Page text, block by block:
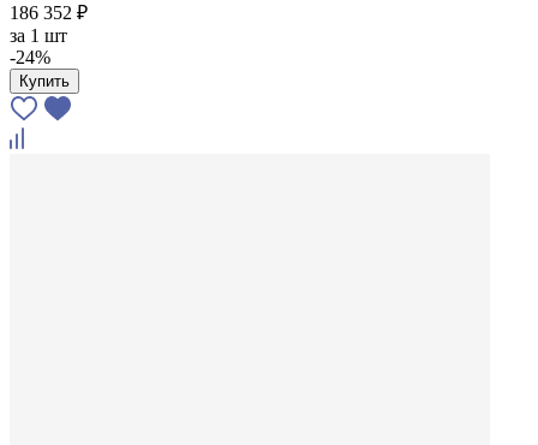
186 352 ₽
за 1 шт
-24%
Купить